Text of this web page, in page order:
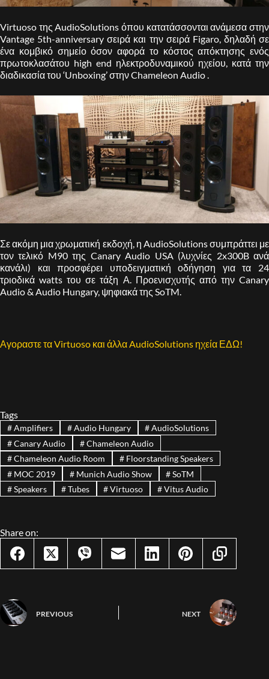
Virtuoso της AudioSolutions όπου κατατάσσονται ανάμεσα στην
Vantage 5th-anniversary σειρά και την σειρά Figaro, δηλαδή σε
ένα κομβικό σημείο όσον αφορά το κόστος απόκτησης ενός
πρωτοκλασάτου high end ηλεκτροδυναμικού ηχείου, κατά την
διαδικασία του ‘Unboxing’ στην Chameleon Audio .
Σε ακόμη μια χρωματική εκδοχή, η AudioSolutions συμπράττει με
τον τελικό M90 της Canary Audio USA (λυχνίες 2x300B ανά
κανάλι) και προσφέρει υποδειγματική οδήγηση για τα 24
τριοδικά watts του σε τάξη Α. Προενισχυτής από την Canary
Audio & Audio Hungary, ψηφιακά της SoTM.
Αγοραστε τα Virtuoso και άλλα AudioSolutions ηχεία ΕΔΩ!
Tags
#Amplifiers #Audio Hungary #AudioSolutions
#Canary Audio #Chameleon Audio
#Chameleon Audio Room #Floorstanding Speakers
#MOC 2019 #Munich Audio Show # SoTM
#Speakers #Tubes #Virtuoso #Vitus Audio
Share on:
PREVIOUS NEXT